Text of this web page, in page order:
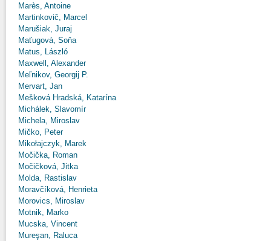
Marès, Antoine
Martinkovič, Marcel
Marušiak, Juraj
Maťugová, Soňa
Matus, László
Maxwell, Alexander
Meľnikov, Georgij P.
Mervart, Jan
Mešková Hradská, Katarína
Michálek, Slavomír
Michela, Miroslav
Mičko, Peter
Mikołajczyk, Marek
Močička, Roman
Močičková, Jitka
Molda, Rastislav
Moravčíková, Henrieta
Morovics, Miroslav
Motnik, Marko
Mucska, Vincent
Mureşan, Raluca